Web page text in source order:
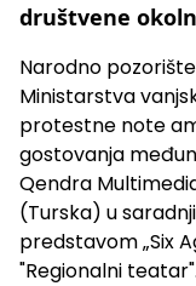
društvene
Narodno
Ministarstva
protestne note
gostovanja
Qendra
(Turska) u
predstavom „Six
"Regionalni teatar".